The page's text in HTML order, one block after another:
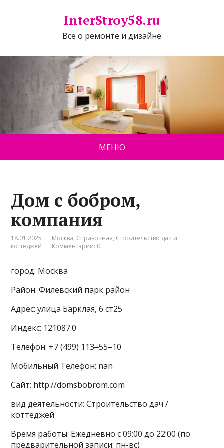
InterStroy58.ru
Все о ремонте и дизайне
МЕНЮ
Дом с бобром,
компания
18.01.2025 Москва, Справочная, Строительство дач и
коттеджей
Комментарии: 0
город: Москва
Район: Филёвский парк район
Адрес: улица Барклая, 6 ст25
Индекс: 121087.0
Телефон: +7 (499) 113‒55‒10
Мобильный Телефон: nan
Сайт: http://domsbobrom.com
вид деятельности: Строительство дач /
коттеджей
Время работы: Ежедневно с 09:00 до 22:00 (по
предварительной записи: пн-вс)